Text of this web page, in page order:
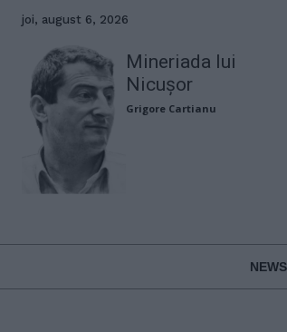
joi, august 6, 2026
Mineriada lui
Nicușor
Grigore Cartianu
NEWS